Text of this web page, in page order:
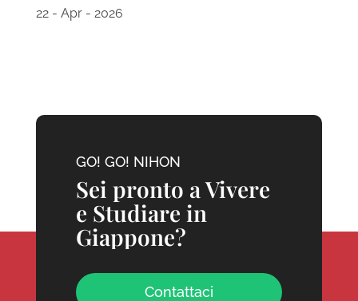
22 - Apr - 2026
GO! GO! NIHON
Sei pronto a Vivere
e Studiare in
Giappone?
Contattaci